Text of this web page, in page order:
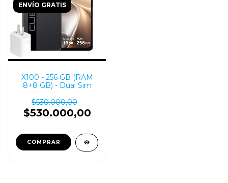
ENVÍO GRATIS
X100 - 256 GB (RAM
8+8 GB) - Dual Sim
$530.000,00
$530.000,00
COMPRAR